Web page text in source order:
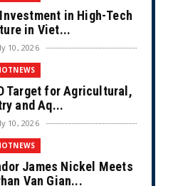
in High-Tech
in Viet...
10, 2026
Target for Agricultural,
and Aq...
10, 2026
James Nickel Meets
Van Gian...